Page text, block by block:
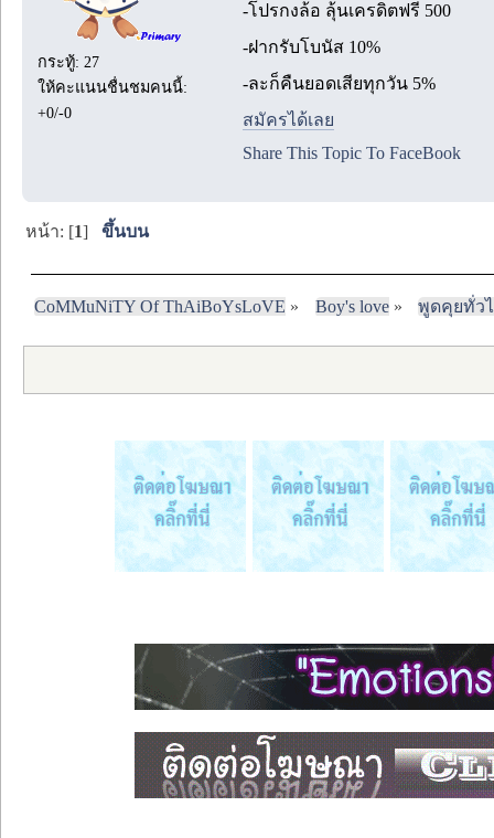
กระทู้: 27
ให้คะแนนชื่นชมคนนี้:
+0/-0
-โปรกงล้อ ลุ้นเครดิตฟรี 500
-ฝากรับโบนัส 10%
-ละก็คืนยอดเสียทุกวัน 5%
สมัครได้เลย
Share This Topic To FaceBook
หน้า: [1]ขึ้นบน
CoMMuNiTY Of ThAiBoYsLoVE » Boy's love» พูดคุยทั่ว